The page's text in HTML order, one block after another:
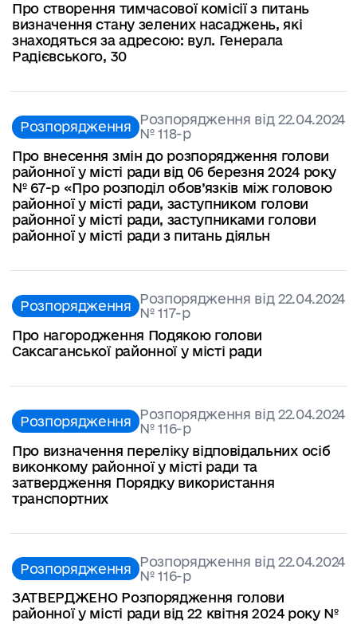
Про створення тимчасової комісії з питань
визначення стану зелених насаджень, які
знаходяться за адресою: вул. Генерала
Радієвського, 30
Розпорядження Розпорядження від 22.04.2024
№ 118-р
Про внесення змін до розпорядження голови
районної у місті ради від 06 березня 2024 року
№ 67-р «Про розподіл обов’язків між головою
районної у місті ради, заступником голови
районної у місті ради, заступниками голови
районної у місті ради з питань діяльн
Розпорядження Розпорядження від 22.04.2024
№ 117-р
Про нагородження Подякою голови
Саксаганської районної у місті ради
Розпорядження Розпорядження від 22.04.2024
№ 116-р
Про визначення переліку відповідальних осіб
виконкому районної у місті ради та
затвердження Порядку використання
транспортних
Розпорядження Розпорядження від 22.04.2024
№ 116-р
ЗАТВЕРДЖЕНО Розпорядження голови
районної у місті ради від 22 квітня 2024 року №